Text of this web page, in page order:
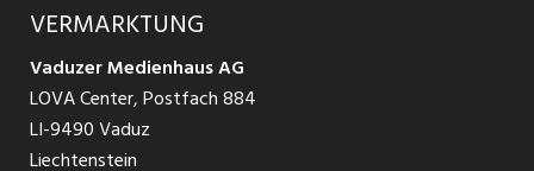
Jobs in St. Gallen
Jobs in Glarus
Jobs in der Südostschweiz
Schnittstelle
Ratgeber Bewerbung / Rekrutierung
AGB
Datenschutzbestimmungen
VERMARKTUNG
Vaduzer Medienhaus AG
LOVA Center, Postfach 884
LI-9490 Vaduz
Liechtenstein